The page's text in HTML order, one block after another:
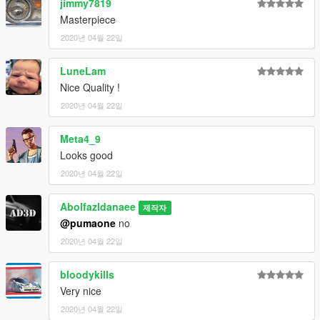
Masterpiece
2020년 04월 22일
LuneLam
Nice Quality !
2020년 04월 22일
Meta4_9
Looks good
2020년 04월 22일
Abolfazldanaee 제작자
@pumaone no
2020년 04월 22일
bloodykills
Very nice
2020년 04월 22일